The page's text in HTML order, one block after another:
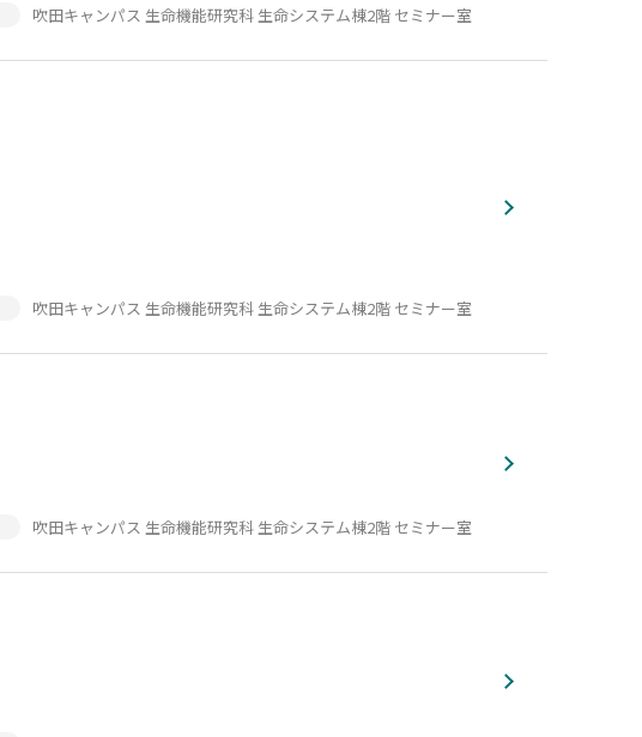
吹田キャンパス 生命機能研究科 生命システム棟2階 セミナー室
吹田キャンパス 生命機能研究科 生命システム棟2階 セミナー室
吹田キャンパス 生命機能研究科 生命システム棟2階 セミナー室